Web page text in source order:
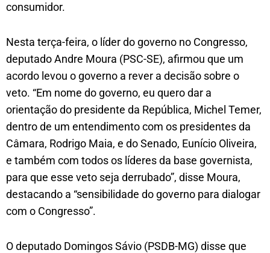
consumidor.
Nesta terça-feira, o líder do governo no Congresso,
deputado Andre Moura (PSC-SE), afirmou que um
acordo levou o governo a rever a decisão sobre o
veto. “Em nome do governo, eu quero dar a
orientação do presidente da República, Michel Temer,
dentro de um entendimento com os presidentes da
Câmara, Rodrigo Maia, e do Senado, Eunício Oliveira,
e também com todos os líderes da base governista,
para que esse veto seja derrubado”, disse Moura,
destacando a “sensibilidade do governo para dialogar
com o Congresso”.
O deputado Domingos Sávio (PSDB-MG) disse que